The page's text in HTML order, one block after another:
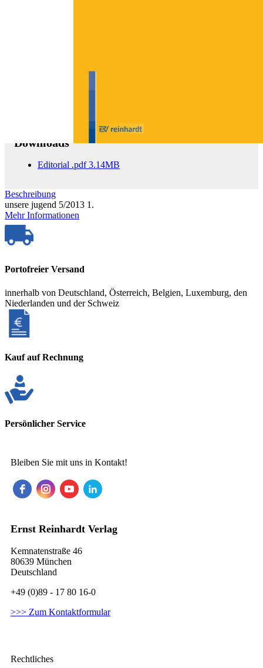
Downloads
Editorial .pdf 3.14MB
Beschreibung
unsere jugend 5/2013 1.
Mehr Informationen
Portofreier Versand
innerhalb von Deutschland, Österreich, Belgien, Luxemburg, den
Niederlanden und der Schweiz
Kauf auf Rechnung
Persönlicher Service
Bleiben Sie mit uns in Kontakt!
Ernst Reinhardt Verlag
Kemnatenstraße 46
80639 München
Deutschland
+49 (0)89 - 17 80 16-0
>>> Zum Kontaktformular
Rechtliches